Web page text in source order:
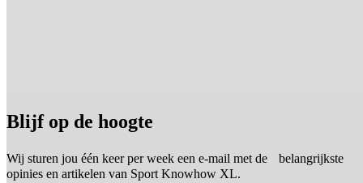
Blijf op de hoogte
Wij sturen jou één keer per week een e-mail met de belangrijkste
opinies en artikelen van Sport Knowhow XL.